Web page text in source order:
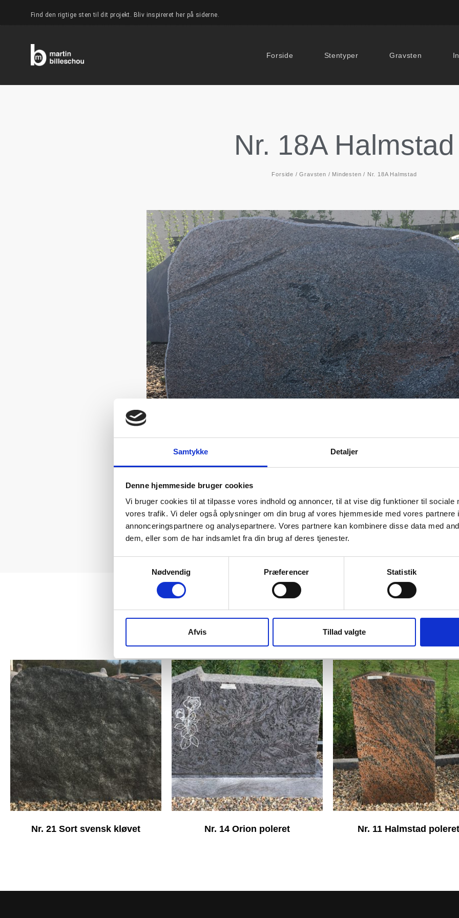
Samtykke Detaljer
Denne hjemmeside bruger cookies
Vi bruger cookies til at tilpasse vores indhold og annoncer, til at vise dig funktioner til sociale
vores trafik. Vi deler også oplysninger om din brug af vores hjemmeside med vores partnere
annonceringspartnere og analysepartnere. Vores partnere kan kombinere disse data med
dem, eller som de har indsamlet fra din brug af deres tjenester.
Nødvendig
Præferencer Statistik
Afvis Tillad valgte
Find den rigtige sten til dit projekt. Bliv inspireret her på siderne.
Forside Stentyper Gravsten
Nr. 18A Halmstad
Forside /Gravsten / Mindesten / Nr. 18A Halmstad
Pris: 7600,- kr.
Størrelse: 78 x 61 cm
Relaterede Varer
Nr. 21 Sort svensk kløvet Nr. 14 Orion poleret Nr. 11 Halmstad poleret